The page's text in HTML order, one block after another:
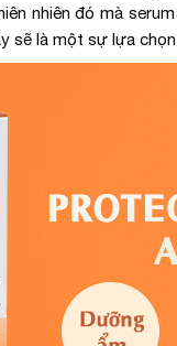
nhiên đó mà
sẽ là một sự lựa